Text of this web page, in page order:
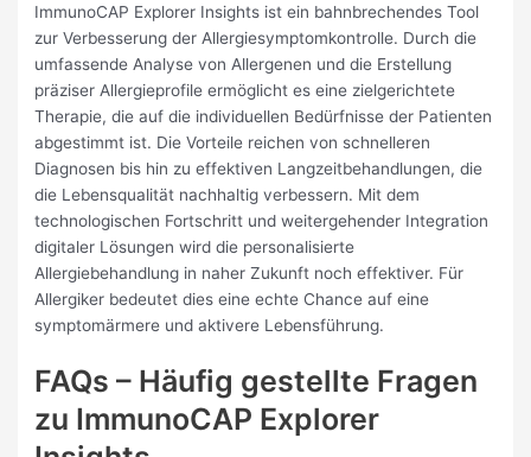
ImmunoCAP Explorer Insights ist ein bahnbrechendes Tool
zur Verbesserung der Allergiesymptomkontrolle. Durch die
umfassende Analyse von Allergenen und die Erstellung
präziser Allergieprofile ermöglicht es eine zielgerichtete
Therapie, die auf die individuellen Bedürfnisse der Patienten
abgestimmt ist. Die Vorteile reichen von schnelleren
Diagnosen bis hin zu effektiven Langzeitbehandlungen, die
die Lebensqualität nachhaltig verbessern. Mit dem
technologischen Fortschritt und weitergehender Integration
digitaler Lösungen wird die personalisierte
Allergiebehandlung in naher Zukunft noch effektiver. Für
Allergiker bedeutet dies eine echte Chance auf eine
symptomärmere und aktivere Lebensführung.
FAQs – Häufig gestellte Fragen
zu ImmunoCAP Explorer